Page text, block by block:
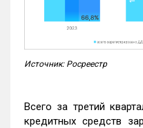
Источник: Росреестр
Всего за третий
кредитных средств